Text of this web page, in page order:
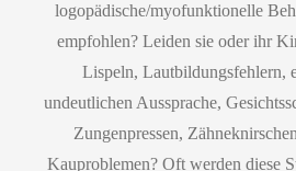
logopädische/myofunktionelle
empfohlen? Leiden sie oder ihr
Lispeln, Lautbildungsfehlern,
undeutlichen Aussprache,
Zungenpressen,
Kauproblemen? Oft werden diese